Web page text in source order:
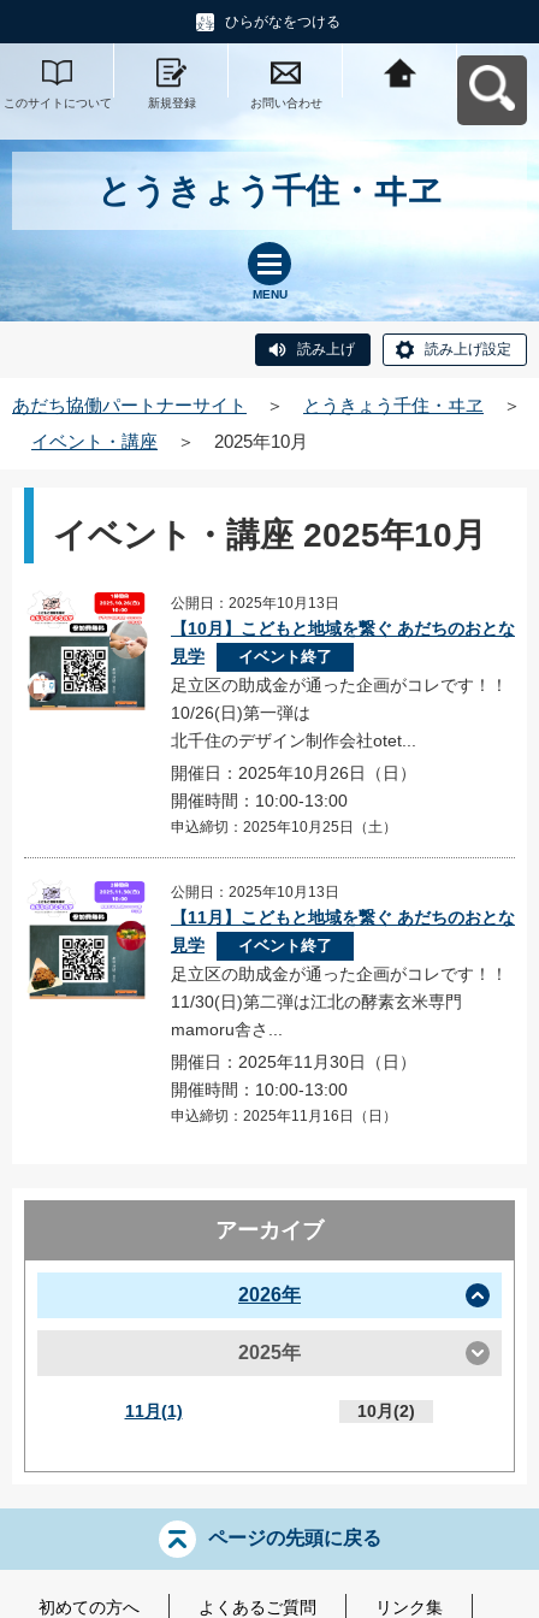
ひらがなをつける
このサイトについて 新規登録 お問い合わせ
とうきょう千住・ヰヱ
MENU
読み上げ 読み上げ設定
あだち協働パートナーサイト ＞ とうきょう千住・ヰヱ
＞
イベント・講座
＞ 2025年10月
イベント・講座 2025年10月
公開日：2025年10月13日
【10月】こどもと地域を繋ぐ あだちのおとな
見学
イベント終了
足立区の助成金が通った企画がコレです！！
10/26(日)第一弾は
北千住のデザイン制作会社otet...
開催日：2025年10月26日（日）
開催時間：10:00-13:00
申込締切：2025年10月25日（土）
公開日：2025年10月13日
【11月】こどもと地域を繋ぐ あだちのおとな
見学
イベント終了
足立区の助成金が通った企画がコレです！！
11/30(日)第二弾は江北の酵素玄米専門
mamoru舎さ...
開催日：2025年11月30日（日）
開催時間：10:00-13:00
申込締切：2025年11月16日（日）
アーカイブ
2026年
2025年
11月(1) 10月(2)
ページの先頭に戻る
初めての方へ よくあるご質問 リンク集